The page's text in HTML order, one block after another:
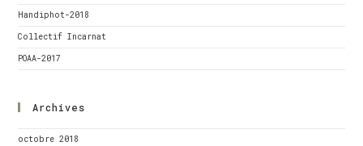
Handiphot-2018
Collectif Incarnat
POAA-2017
Archives
octobre 2018